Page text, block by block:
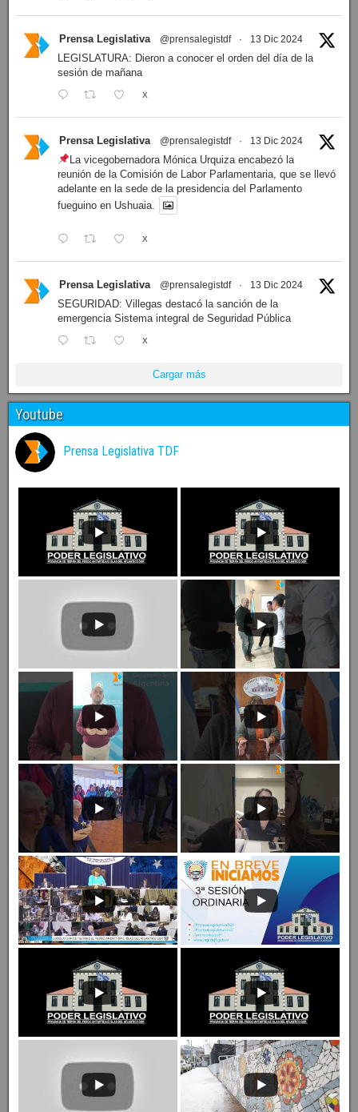
Prensa Legislativa @prensalegistdf · 13 Dic 2024
LEGISLATURA: Dieron a conocer el orden del día de la
sesión de mañana
X
Prensa Legislativa @prensalegistdf · 13 Dic 2024
La vicegobernadora Mónica Urquiza encabezó la
reunión de la Comisión de Labor Parlamentaria, que se llevó
adelante en la sede de la presidencia del Parlamento
fueguino en Ushuaia.
X
Prensa Legislativa @prensalegistdf · 13 Dic 2024
SEGURIDAD: Villegas destacó la sanción de la
emergencia Sistema integral de Seguridad Pública
X
Cargar más
Youtube
Prensa Legislativa TDF